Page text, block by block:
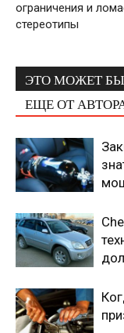
ограничения и
стереотипы
ЭТО МОЖЕТ
ЕЩЕ ОТ